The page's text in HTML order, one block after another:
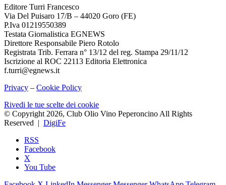
Editore Turri Francesco
Via Del Puisaro 17/B – 44020 Goro (FE)
P.Iva 01219550389
Testata Giornalistica EGNEWS
Direttore Responsabile Piero Rotolo
Registrata Trib. Ferrara n° 13/12 del reg. Stampa 29/11/12
Iscrizione al ROC 22113 Editoria Elettronica
f.turri@egnews.it
Privacy – Cookie Policy
Rivedi le tue scelte dei cookie
© Copyright 2026, Club Olio Vino Peperoncino All Rights
Reserved | DigiFe
RSS
Facebook
X
You Tube